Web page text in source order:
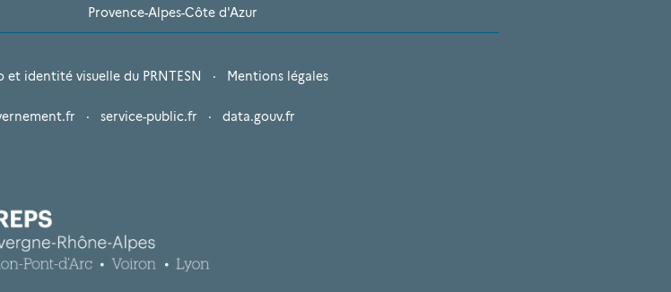
Provence-Alpes-Côte d'Azur
et identité visuelle du PRNTESN · Mentions légales
· service-public.fr · data.gouv.fr